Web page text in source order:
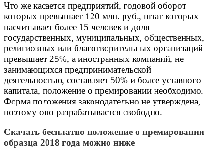
Что же касается предприятий, годовой оборот
которых превышает 120 млн. руб., штат которых
насчитывает более 15 человек и доля
государственных, муниципальных, общественных,
религиозных или благотворительных организаций
превышает 25%, а иностранных компаний, не
занимающихся предпринимательской
деятельностью, составляет 50% и более уставного
капитала, положение о премировании необходимо.
Форма положения законодательно не утверждена,
поэтому оно разрабатывается свободно.
Скачать бесплатно положение о премировании
образца 2018 года можно ниже